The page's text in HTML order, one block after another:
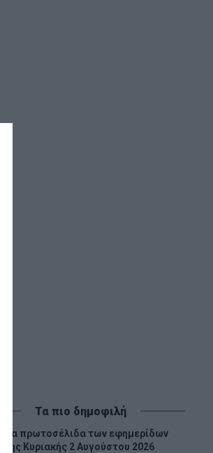
Τα πιο δημοφιλή
Tα πρωτοσέλιδα των εφημερίδων
της Κυριακής 2 Αυγούστου 2026